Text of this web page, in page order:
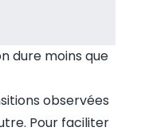
dure moins que
observées
Pour faciliter